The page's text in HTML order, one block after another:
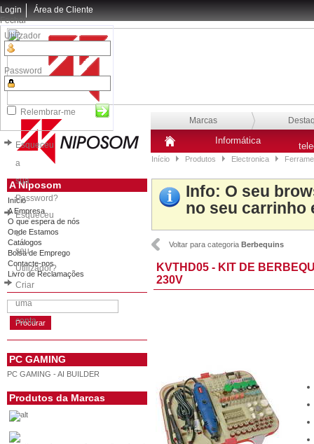
Login
Fechar
Utilizador
Password
Relembrar-me
Esqueceu
a
sua
Password?
Esqueceu
o
seu
Utilizador?
Criar
uma
conta
Área de Cliente
Marcas
Informática
Início Produtos Electronica
A Niposom
Início
A Empresa
O que espera de nós
Onde Estamos
Catálogos
Bolsa de Emprego
Contacte-nos
Livro de Reclamações
PC GAMING
PC GAMING - AI BUILDER
Produtos da Marcas
Info: O seu
no seu carrinho
Voltar para categoria Berbequins
KVTHD05 - KIT DE
230V